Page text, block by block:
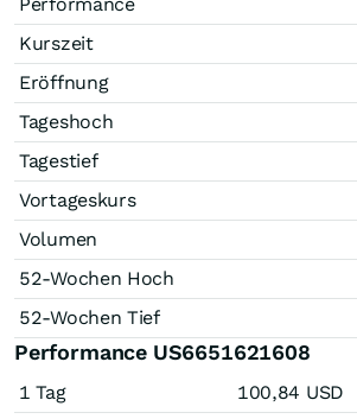
Kurszeit
Eröffnung
Tageshoch
Tagestief
Vortageskurs
Volumen
52-Wochen Hoch
52-Wochen Tief
Performance US6651621608
1 Tag 100,84 USD